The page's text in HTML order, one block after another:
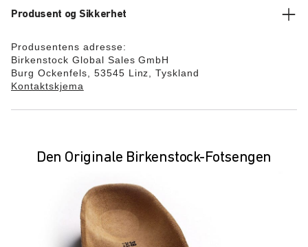
Produsent og Sikkerhet
Produsentens adresse:
Birkenstock Global Sales GmbH
Burg Ockenfels, 53545 Linz, Tyskland
Kontaktskjema
Den Originale Birkenstock-Fotsengen